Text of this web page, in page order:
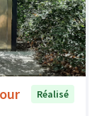
Réalisé